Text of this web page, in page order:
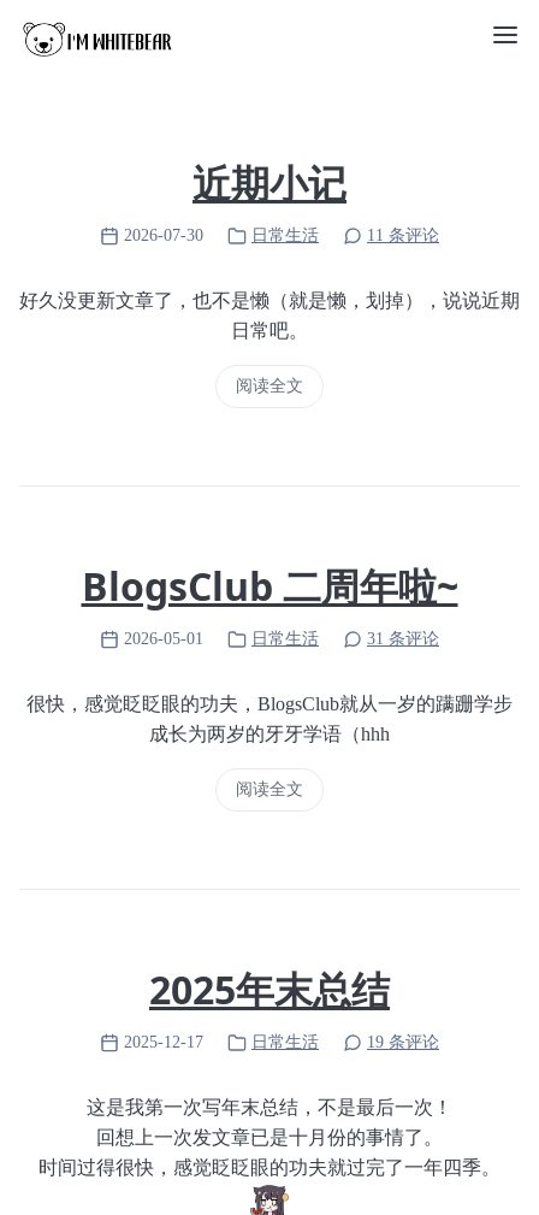
近期小记
2026-07-30 日常生活 11 条评论
好久没更新文章了，也不是懒（就是懒，划掉），说说近期
日常吧。
阅读全文
BlogsClub 二周年啦~
2026-05-01 日常生活 31 条评论
很快，感觉眨眨眼的功夫，BlogsClub就从一岁的‌蹒跚学步
成长为两岁的‌牙牙学语（hhh
阅读全文
2025年末总结
2025-12-17 日常生活 19 条评论
这是我第一次写年末总结，不是最后一次！
回想上一次发文章已是十月份的事情了。
时间过得很快，感觉眨眨眼的功夫就过完了一年四季。